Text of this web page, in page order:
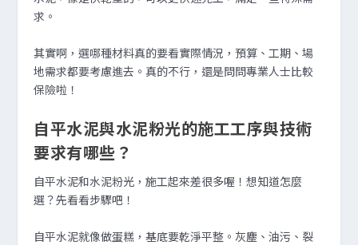
求。
其實啊，選哪種材料真的要看實際情況，預算、工期、場
地需求都要考慮進去。真的不行，還是問問專業人士比較
保險啦！
自平水泥與水泥粉光的施工工序與技術
要求有哪些？
自平水泥和水泥粉光，施工起來差很多喔！想知道怎麼
選？先看看步驟吧！
自平水泥就像做蛋糕，基底要乾淨平整。灰塵、油污、裂